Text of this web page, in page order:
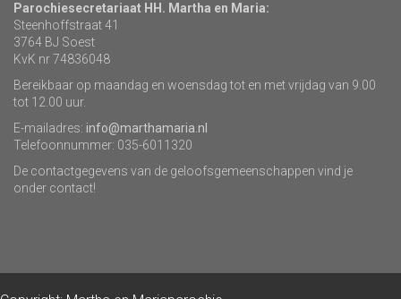
Parochiesecretariaat HH. Martha en Maria:
Steenhoffstraat 41
3764 BJ Soest
KvK nr 74836048
Bereikbaar op maandag en woensdag tot en met vrijdag van 9.00
tot 12.00 uur.
E-mailadres: info@marthamaria.nl
Telefoonnummer: 035-6011320
De contactgegevens van de geloofsgemeenschappen vind je
onder contact!